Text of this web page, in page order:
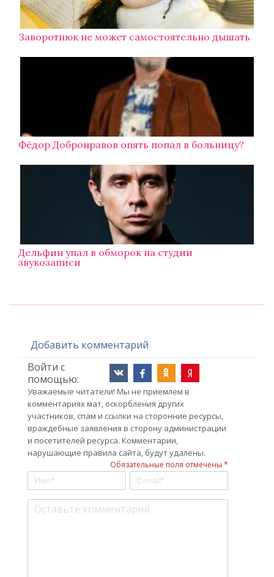
Заворотнюк не может самостоятельно дышать
Фёдор Добронравов опять попал в больницу?
Дельфин упал в обморок на студии
звукозаписи
Добавить комментарий
Войти с
помощью:
Уважаемые читатели! Мы не приемлем в
комментариях мат, оскорбления других
участников, спам и ссылки на сторонние ресурсы,
враждебные заявления в сторону администрации
и посетителей ресурса. Комментарии,
нарушающие правила сайта, будут удалены.
Обязательные поля отмечены *